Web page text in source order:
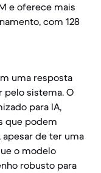
e oferece mais
com 128
uma resposta
pelo sistema. O
para IA,
que podem
apesar de ter uma
o modelo
robusto para